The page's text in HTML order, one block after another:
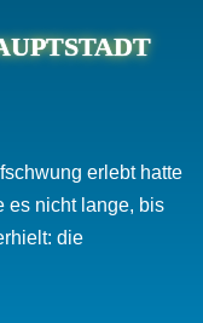
erlebt hatte
es nicht lange, bis
die